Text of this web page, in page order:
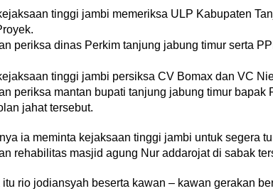
tinggi jambi memeriksa ULP Kabupaten
periksa dinas Perkim tanjung jabung timur serta
tinggi jambi persiksa CV Bomax dan VC
periksa mantan bupati tanjung jabung timur bapak
jahat tersebut.
ia meminta kejaksaan tinggi jambi untuk segera
rehabilitas masjid agung Nur addarojat di sabak
rio jodiansyah beserta kawan – kawan gerakan